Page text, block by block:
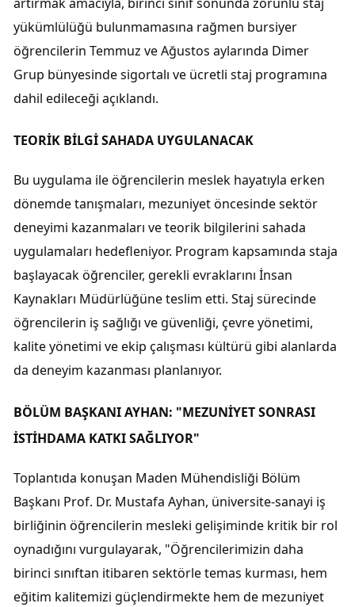
yükümlülüğü bulunmamasına rağmen bursiyer
öğrencilerin Temmuz ve Ağustos aylarında Dimer
Grup bünyesinde sigortalı ve ücretli staj programına
dahil edileceği açıklandı.
TEORİK BİLGİ SAHADA UYGULANACAK
Bu uygulama ile öğrencilerin meslek hayatıyla erken
dönemde tanışmaları, mezuniyet öncesinde sektör
deneyimi kazanmaları ve teorik bilgilerini sahada
uygulamaları hedefleniyor. Program kapsamında staja
başlayacak öğrenciler, gerekli evraklarını İnsan
Kaynakları Müdürlüğüne teslim etti. Staj sürecinde
öğrencilerin iş sağlığı ve güvenliği, çevre yönetimi,
kalite yönetimi ve ekip çalışması kültürü gibi alanlarda
da deneyim kazanması planlanıyor.
BÖLÜM BAŞKANI AYHAN: "MEZUNİYET SONRASI
İSTİHDAMA KATKI SAĞLIYOR"
Toplantıda konuşan Maden Mühendisliği Bölüm
Başkanı Prof. Dr. Mustafa Ayhan, üniversite-sanayi iş
birliğinin öğrencilerin mesleki gelişiminde kritik bir rol
oynadığını vurgulayarak, "Öğrencilerimizin daha
birinci sınıftan itibaren sektörle temas kurması, hem
eğitim kalitemizi güçlendirmekte hem de mezuniyet